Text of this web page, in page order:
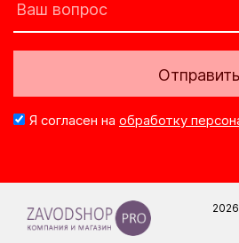
Отправить
Я согласен на обработку